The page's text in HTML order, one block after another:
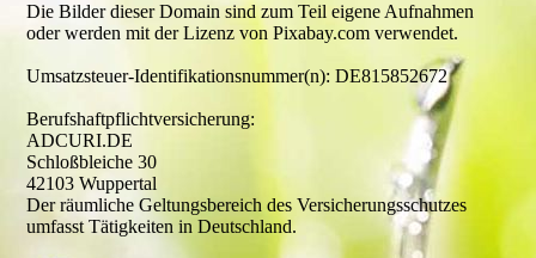
Die Bilder dieser Domain sind zum Teil eigene Aufnahmen
oder werden mit der Lizenz von Pixabay.com verwendet.
Umsatzsteuer-Identifikationsnummer(n): DE815852672
Berufshaftpflichtversicherung:
ADCURI.DE
Schloßbleiche 30
42103 Wuppertal
Der räumliche Geltungsbereich des Versicherungsschutzes
umfasst Tätigkeiten in Deutschland.